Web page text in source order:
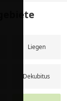
Liegen
Dekubitus